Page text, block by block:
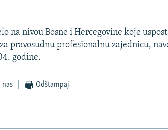
na nivou Bosne i Hercegovine koje
pravosudnu profesionalnu zajednicu,
godine.
nas Odštampaj